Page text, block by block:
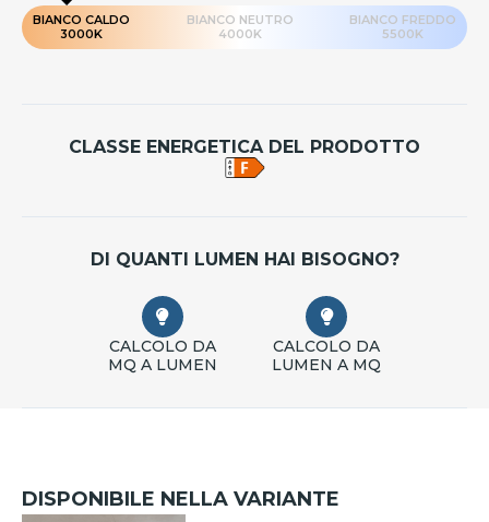
BIANCO CALDO
3000K
BIANCO NEUTRO
4000K
BIANCO FREDDO
5500K
CLASSE ENERGETICA DEL PRODOTTO
DI QUANTI LUMEN HAI BISOGNO?
CALCOLO DA
MQ A LUMEN
CALCOLO DA
LUMEN A MQ
DISPONIBILE NELLA VARIANTE